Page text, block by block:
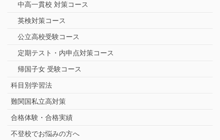
中高一貫校 対策コース
英検対策コース
公立高校受験コース
定期テスト・内申点対策コース
帰国子女 受験コース
科目別学習法
難関国私立高対策
合格体験・合格実績
不登校でお悩みの方へ